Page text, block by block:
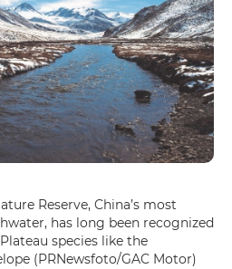
Reserve, China’s most
has long been recognized
species like the
(PRNewsfoto/GAC Motor)